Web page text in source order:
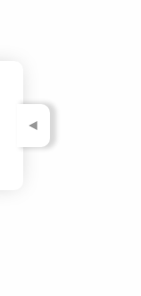
◄